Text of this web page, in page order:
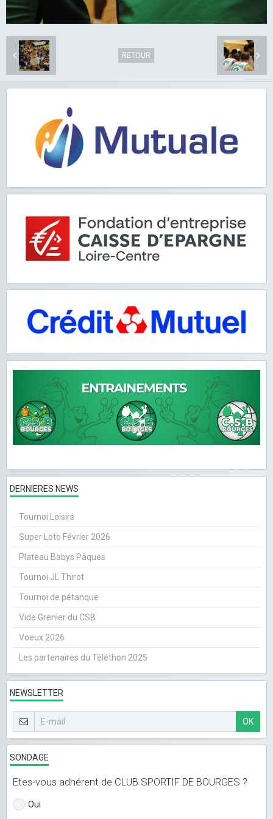
RETOUR
DERNIERES NEWS
Tournoi Loisirs
Super Loto Février 2026
Plateau Babys Pâques
Tournoi JL Thirot
Tournoi de pétanque
Vide Grenier du CSB
Voeux 2026
Les partenaires du Téléthon 2025
NEWSLETTER
OK
SONDAGE
Etes-vous adhérent de CLUB SPORTIF DE BOURGES ?
Oui